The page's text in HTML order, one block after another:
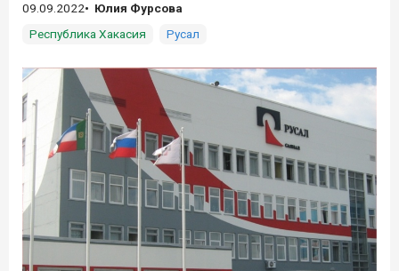
09.09.2022
Юлия Фурсова
Республика Хакасия
Русал